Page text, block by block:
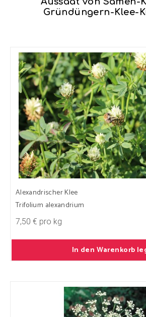
Gründüngern-Klee-
Alexandrischer Klee
Trifolium alexandrium
7,50 € pro kg
In den Warenkorb